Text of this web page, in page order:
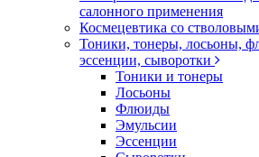
салонного применения
Космецевтика со
Тоники, тонеры, лосьоны,
эссенции, сыворотки
Тоники и тонеры
Лосьоны
Флюиды
Эмульсии
Эссенции